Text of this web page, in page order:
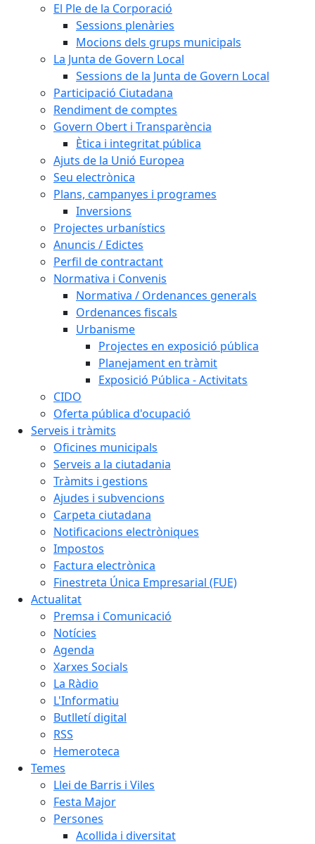
El Ple de la Corporació
Sessions plenàries
Mocions dels grups municipals
La Junta de Govern Local
Sessions de la Junta de Govern Local
Participació Ciutadana
Rendiment de comptes
Govern Obert i Transparència
Ètica i integritat pública
Ajuts de la Unió Europea
Seu electrònica
Plans, campanyes i programes
Inversions
Projectes urbanístics
Anuncis / Edictes
Perfil de contractant
Normativa i Convenis
Normativa / Ordenances generals
Ordenances fiscals
Urbanisme
Projectes en exposició pública
Planejament en tràmit
Exposició Pública - Activitats
CIDO
Oferta pública d'ocupació
Serveis i tràmits
Oficines municipals
Serveis a la ciutadania
Tràmits i gestions
Ajudes i subvencions
Carpeta ciutadana
Notificacions electròniques
Impostos
Factura electrònica
Finestreta Única Empresarial (FUE)
Actualitat
Premsa i Comunicació
Notícies
Agenda
Xarxes Socials
La Ràdio
L'Informatiu
Butlletí digital
RSS
Hemeroteca
Temes
Llei de Barris i Viles
Festa Major
Persones
Acollida i diversitat